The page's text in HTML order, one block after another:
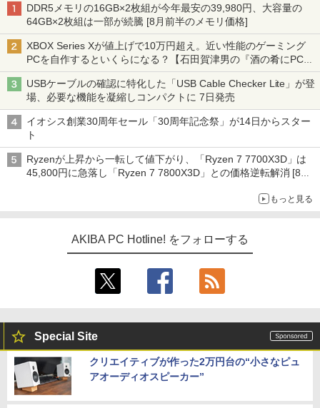
DDR5メモリの16GB×2枚組が今年最安の39,980円、大容量の
64GB×2枚組は一部が続騰 [8月前半のメモリ価格]
XBOX Series Xが値上げで10万円超え。近い性能のゲーミング
PCを自作するといくらになる？【石田賀津男の『酒の肴にPCゲ
ーム』】
USBケーブルの確認に特化した「USB Cable Checker Lite」が登
場、必要な機能を凝縮しコンパクトに 7日発売
イオシス創業30周年セール「30周年記念祭」が14日からスター
ト
Ryzenが上昇から一転して値下がり、「Ryzen 7 7700X3D」は
45,800円に急落し「Ryzen 7 7800X3D」との価格逆転解消 [8月
もっと見る
AKIBA PC Hotline! をフォローする
Special Site
クリエイティブが作った2万円台の“小さなピュ
アオーディオスピーカー”